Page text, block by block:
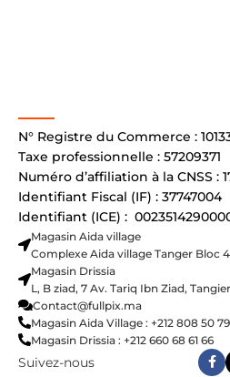
N° Registre du Commerce :
Taxe professionnelle : 57209371
Numéro d’affiliation à la CNSS :
Identifiant Fiscal (IF) : 37747004
Identifiant (ICE) :
Magasin Aida village
Complexe Aida village Tanger Bloc
Magasin Drissia
L, B ziad, 7 Av. Tariq Ibn Ziad,
Contact@fullpix.ma
Magasin Aida Village : +212 808 50
Magasin Drissia : +212 660 68 61 66
Suivez-nous